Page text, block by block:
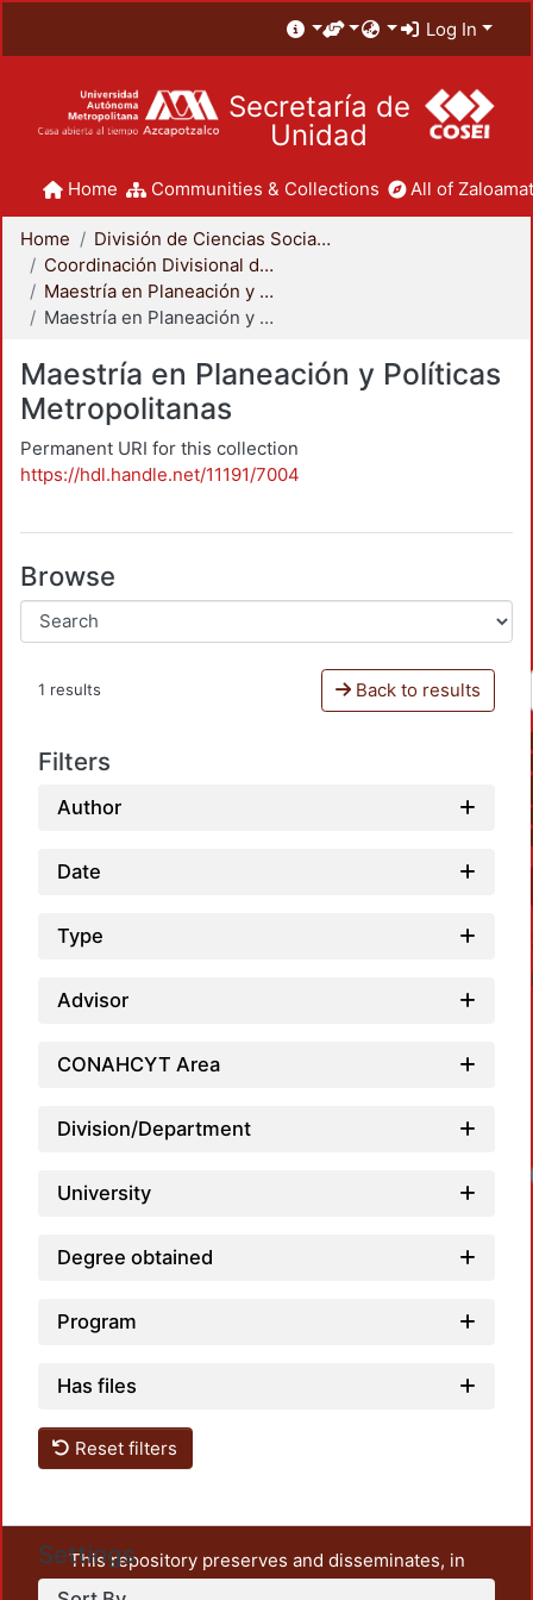
Log In
Secretaría de
Unidad
Home Communities & Collections All of
Home
División de Ciencias Sociales y Humanidades
Coordinación Divisional de Posgrado
Maestría en Planeación y Políticas Metropolitanas
Maestría en Planeación y Políticas Metropolitanas
Maestría en Planeación y Políticas
Metropolitanas
Permanent URI for this collection
https://hdl.handle.net/11191/7004
Browse
1 results Back to results
Filters
Author
Date
Type
Advisor
CONAHCYT Area
Division/Department
University
Degree obtained
Program
Has files
Reset filters
Settings
This repository preserves and disseminates, in
unrestricted open access, the teaching and research